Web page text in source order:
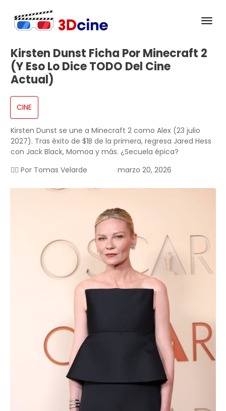
Kirsten Dunst Ficha Por Minecraft 2
(y Eso Lo Dice TODO Del Cine
Actual)
CINE
Kirsten Dunst se une a Minecraft 2 como Alex (23 julio
2027). Tras éxito de $1B de la primera, regresa Jared Hess
con Jack Black, Momoa y más. ¿Secuela épica?
✍🏻 Por Tomas Velarde marzo 20, 2026